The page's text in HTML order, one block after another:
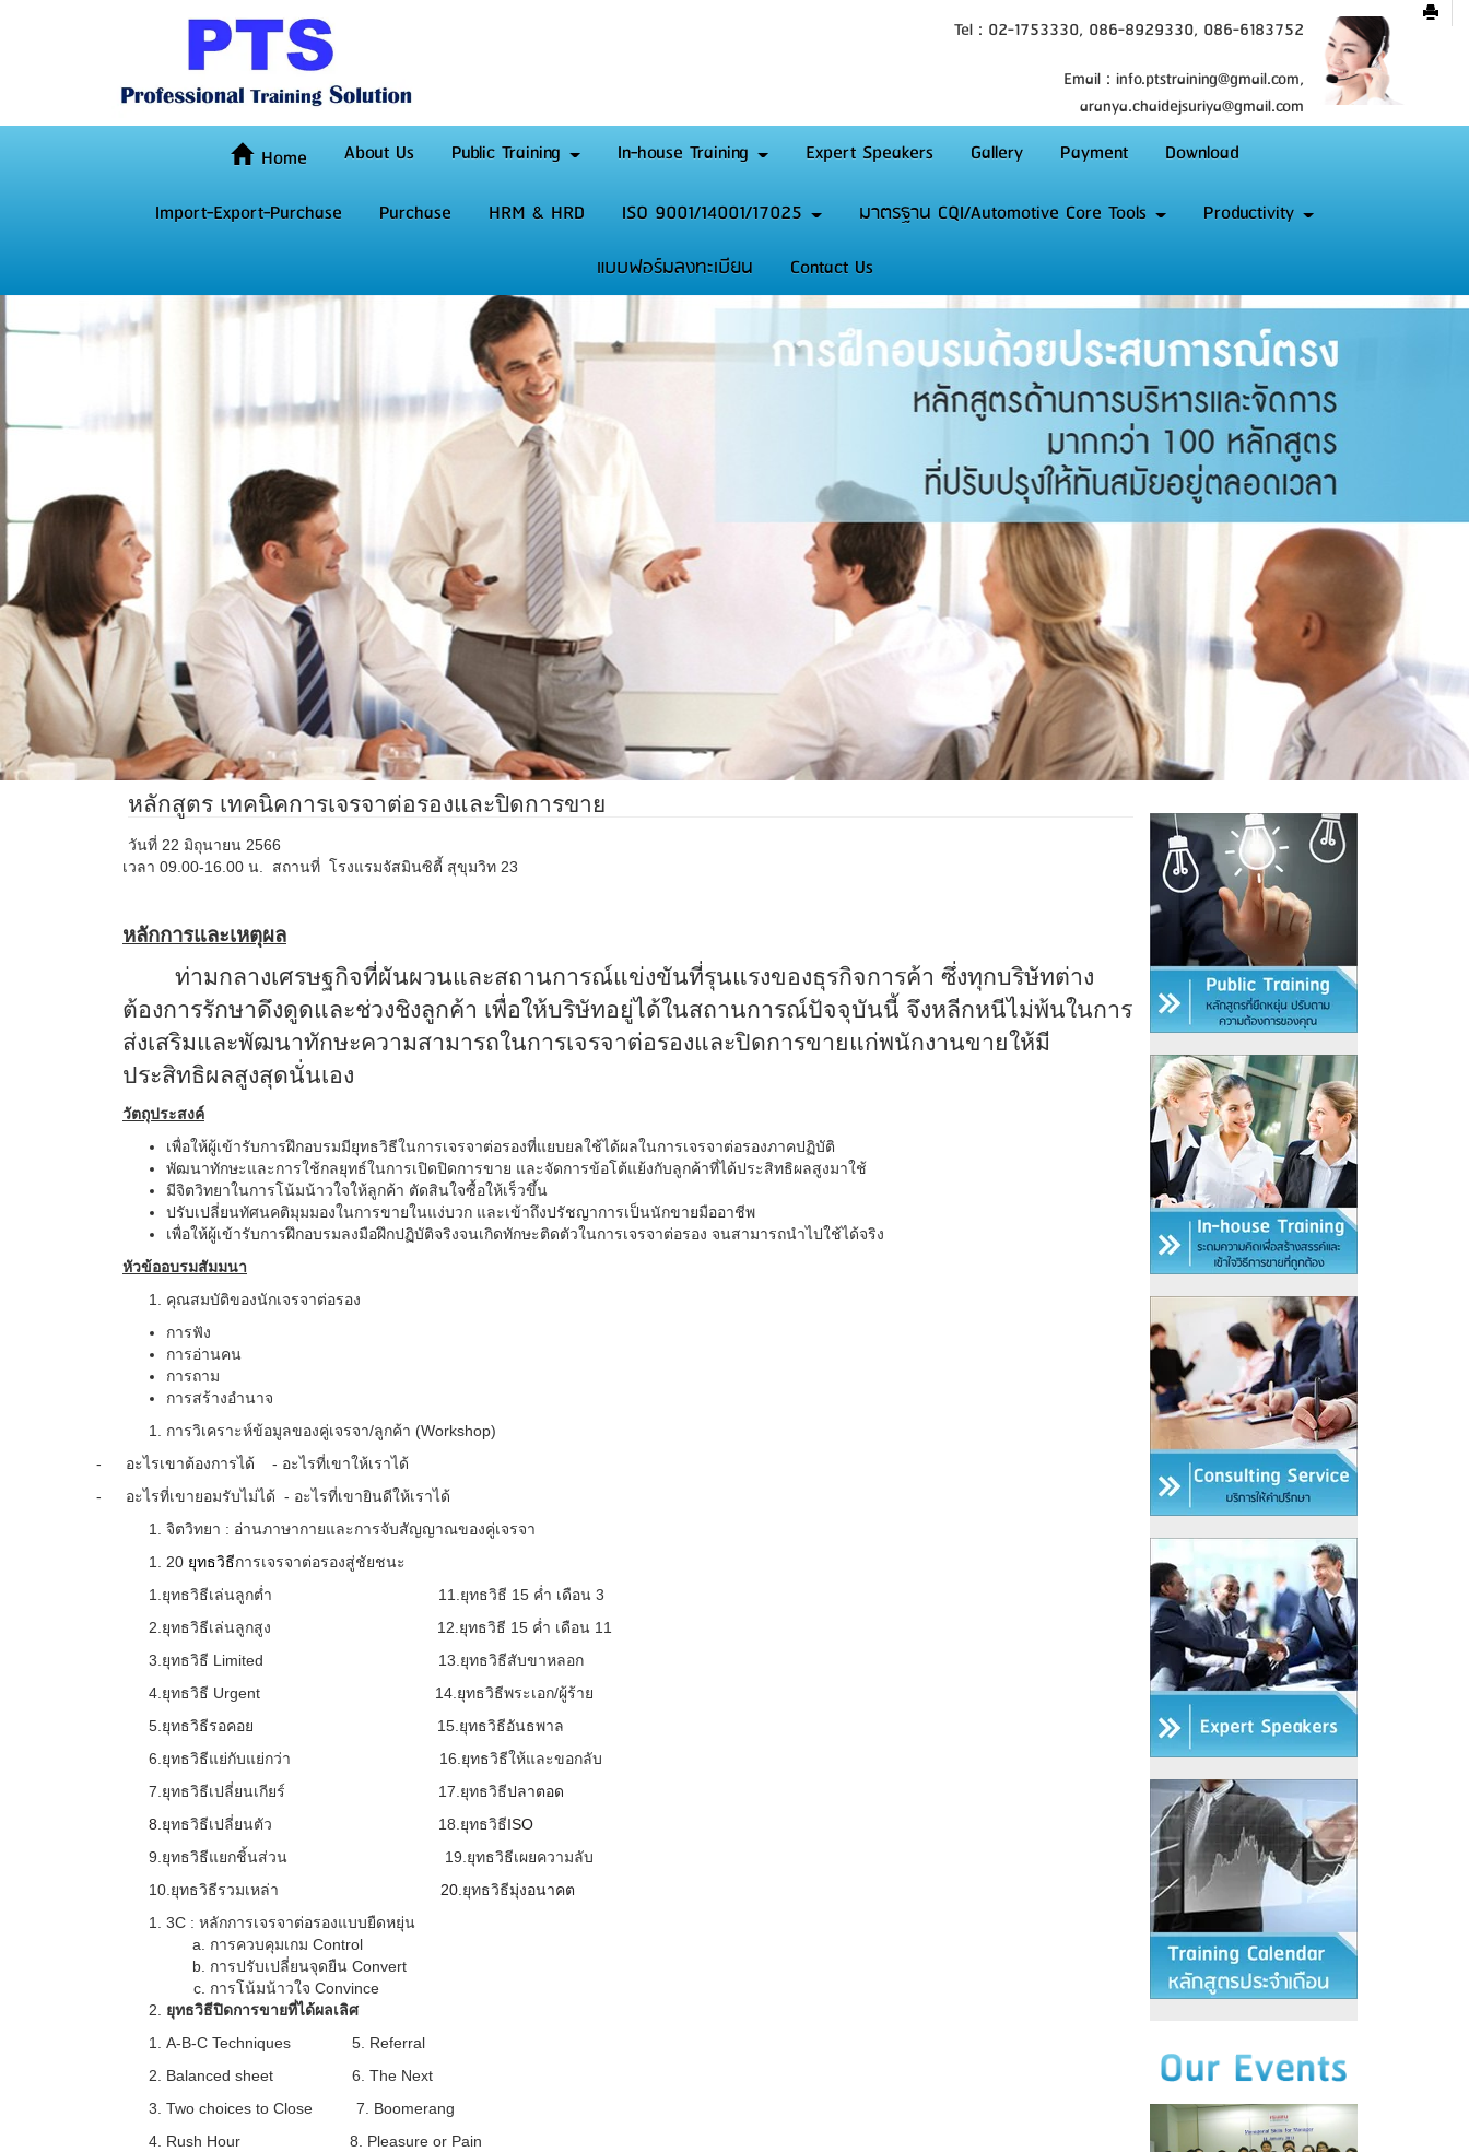
Home About Us Public Training In-house Training Expert Speakers Gallery Payment
Download
Import-Export-Purchase
Purchase HRM & HRD ISO 9001/14001/17025 มาตรฐาน CQI/Automotive Core Tools
Productivity
แบบฟอร์มลงทะเบียน
Contact Us
Tel : 02-1753330, 086-8929330, 086-6183752
Email : info.ptstraining@gmail.com,
aranya.chaidejsuriya@gmail.com
หลักสูตร เทคนิคการเจรจาต่อรองและปิดการขาย
วันที่ 22 มิถุนายน 2566
เวลา 09.00-16.00 น. สถานที่ โรงแรมจัสมินซิตี้ สุขุมวิท 23
หลักการและเหตุผล
ท่ามกลางเศรษฐกิจที่ผันผวนและสถานการณ์แข่งขันที่รุนแรงของธุรกิจการค้า ซึ่งทุกบริษัทต่าง
ต้องการรักษาดึงดูดและช่วงชิงลูกค้า เพื่อให้บริษัทอยู่ได้ในสถานการณ์ปัจจุบันนี้ จึงหลีกหนีไม่พ้นในการ
ส่งเสริมและพัฒนาทักษะความสามารถในการเจรจาต่อรองและปิดการขายแก่พนักงานขายให้มี
ประสิทธิผลสูงสุดนั่นเอง
วัตถุประสงค์
เพื่อให้ผู้เข้ารับการฝึกอบรมมียุทธวิธีในการเจรจาต่อรองที่แยบยลใช้ได้ผลในการเจรจาต่อรองภาคปฏิบัติ
พัฒนาทักษะและการใช้กลยุทธ์ในการเปิดปิดการขาย และจัดการข้อโต้แย้งกับลูกค้าที่ได้ประสิทธิผลสูงมาใช้
มีจิตวิทยาในการโน้มน้าวใจให้ลูกค้า ตัดสินใจซื้อให้เร็วขึ้น
ปรับเปลี่ยนทัศนคติมุมมองในการขายในแง่บวก และเข้าถึงปรัชญาการเป็นนักขายมืออาชีพ
เพื่อให้ผู้เข้ารับการฝึกอบรมลงมือฝึกปฏิบัติจริงจนเกิดทักษะติดตัวในการเจรจาต่อรอง จนสามารถนำไปใช้ได้จริง
หัวข้ออบรมสัมมนา
คุณสมบัติของนักเจรจาต่อรอง
การฟัง
การอ่านคน
การถาม
การสร้างอำนาจ
การวิเคราะห์ข้อมูลของคู่เจรจา/ลูกค้า (Workshop)
-
อะไรเขาต้องการได้ - อะไรที่เขาให้เราได้
-
อะไรที่เขายอมรับไม่ได้ - อะไรที่เขายินดีให้เราได้
จิตวิทยา : อ่านภาษากายและการจับสัญญาณของคู่เจรจา
20 ยุทธวิธีการเจรจาต่อรองสู่ชัยชนะ
1.ยุทธวิธีเล่นลูกต่ำ 11.ยุทธวิธี 15 ค่ำ เดือน 3
2.ยุทธวิธีเล่นลูกสูง 12.ยุทธวิธี 15 ค่ำ เดือน 11
3.ยุทธวิธี Limited 13.ยุทธวิธีสับขาหลอก
4.ยุทธวิธี Urgent 14.ยุทธวิธีพระเอก/ผู้ร้าย
5.ยุทธวิธีรอคอย 15.ยุทธวิธีอันธพาล
6.ยุทธวิธีแย่กับแย่กว่า 16.ยุทธวิธีให้และขอกลับ
7.ยุทธวิธีเปลี่ยนเกียร์ 17.ยุทธวิธีปลาตอด
8.ยุทธวิธีเปลี่ยนตัว 18.ยุทธวิธีISO
9.ยุทธวิธีแยกชิ้นส่วน 19.ยุทธวิธีเผยความลับ
10.ยุทธวิธีรวมเหล่า 20.ยุทธวิธีมุ่งอนาคต
3C : หลักการเจรจาต่อรองแบบยืดหยุ่น
การควบคุมเกม Control
การปรับเปลี่ยนจุดยืน Convert
การโน้มน้าวใจ Convince
ยุทธวิธีปิดการขายที่ได้ผลเลิศ
1. A-B-C Techniques 5. Referral
2. Balanced sheet 6. The Next
3. Two choices to Close 7. Boomerang
4. Rush Hour 8. Pleasure or Pain